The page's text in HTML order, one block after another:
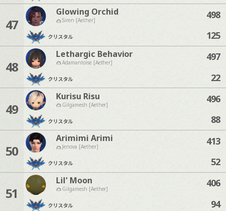
47
Glowing Orchid
Siren [Aether]
クリスタル
498
125
48
Lethargic Behavior
Adamantoise [Aether]
クリスタル
497
22
49
Kurisu Risu
Gilgamesh [Aether]
クリスタル
496
88
50
Arimimi Arimi
Jenova [Aether]
クリスタル
413
52
51
Lil' Moon
Gilgamesh [Aether]
クリスタル
406
94